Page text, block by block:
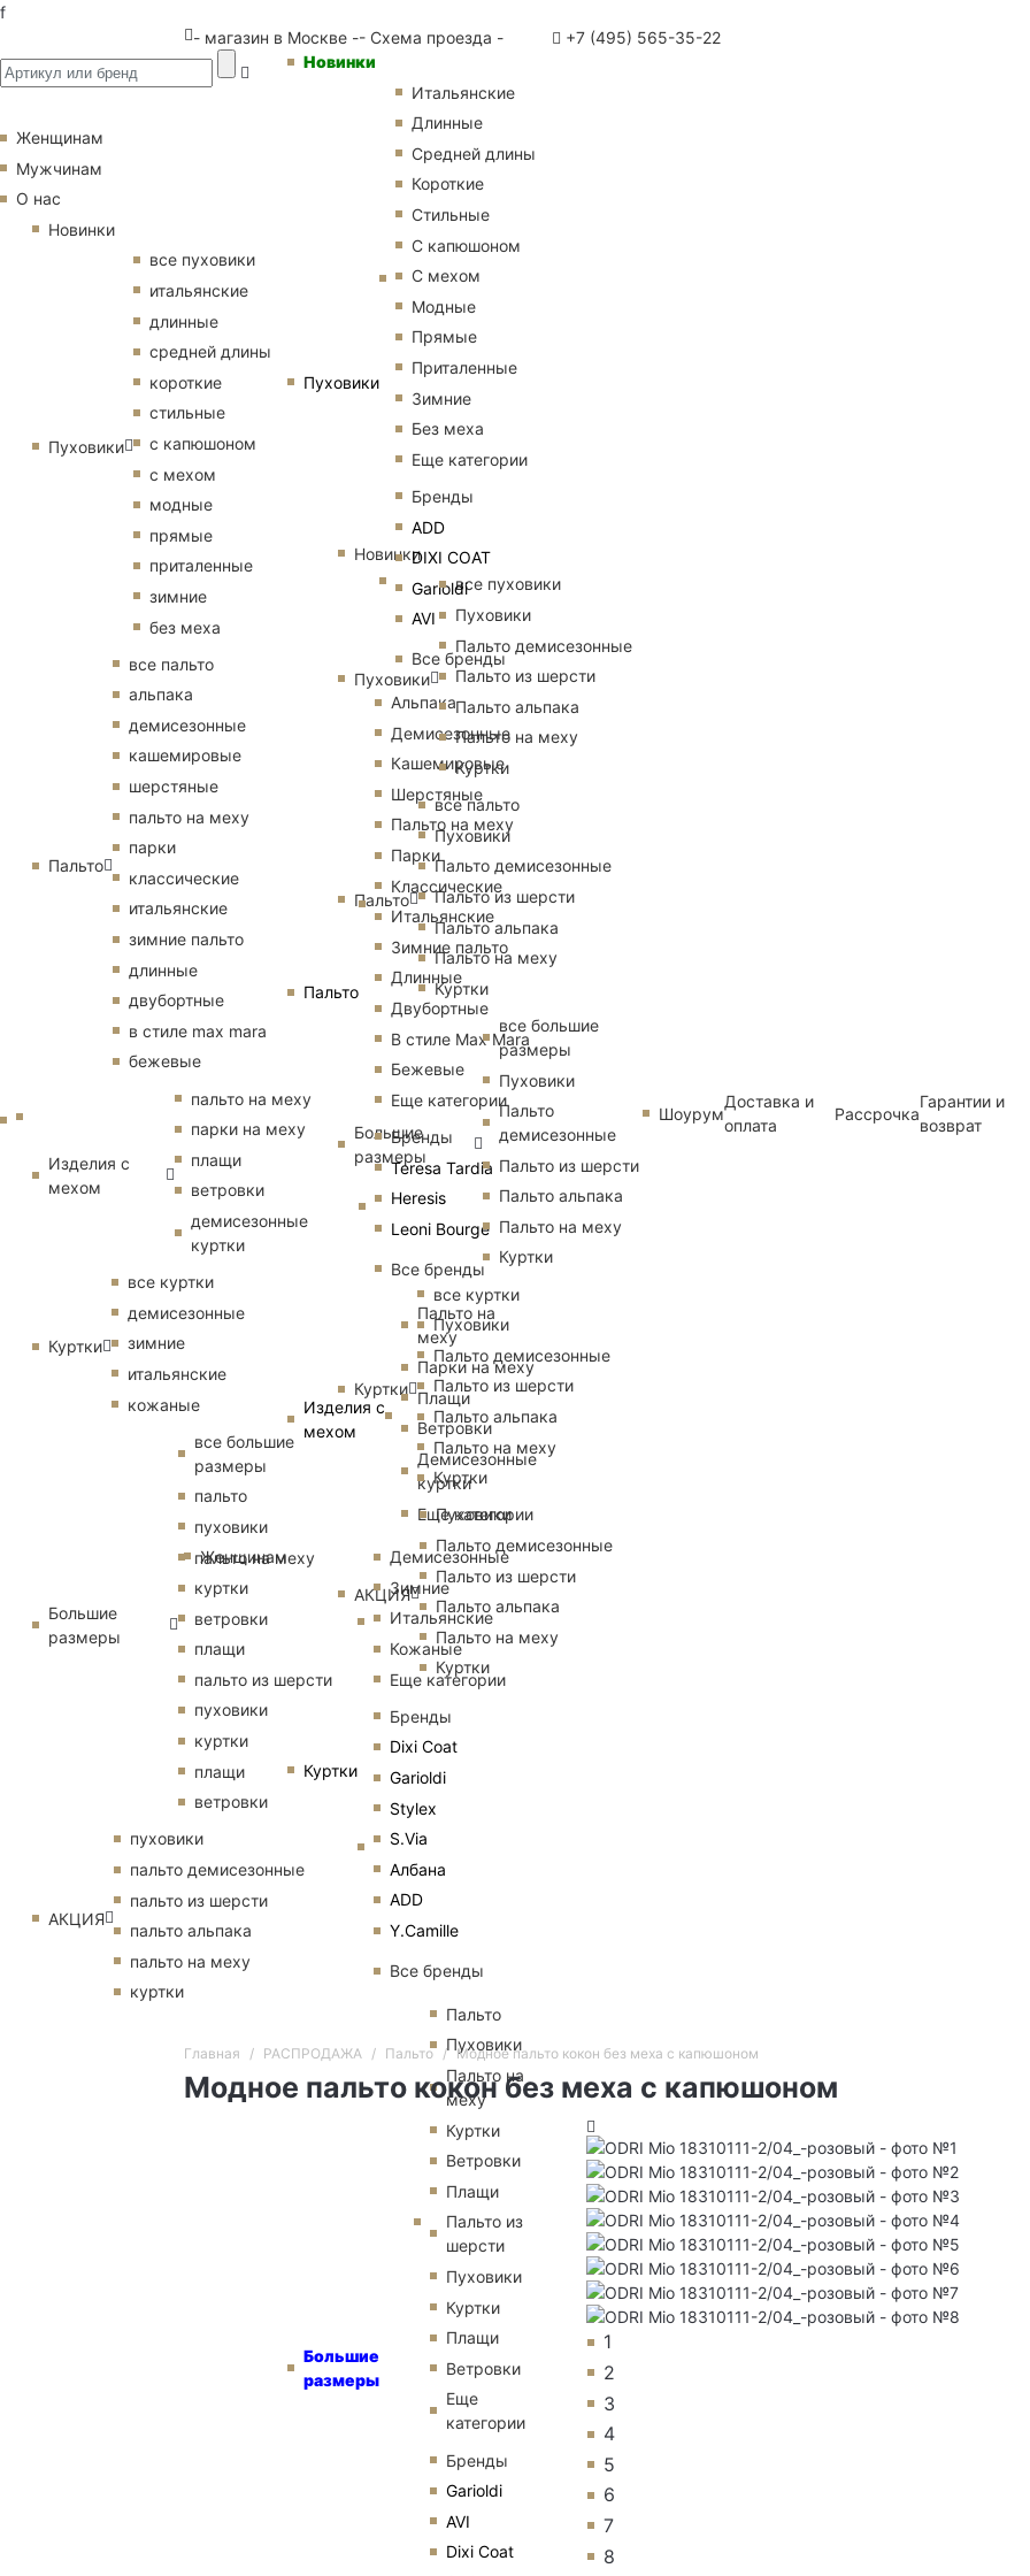
f
- магазин в Москве -- Схема проезда - +7 (495) 565-35-22
Женщинам
Новинки
Пуховики
Итальянские
Длинные
Средней длины
Короткие
Стильные
С капюшоном
С мехом
Модные
Прямые
Приталенные
Зимние
Без меха
Еще категории
Бренды
ADD
DIXI COAT
Garioldi
AVI
Все бренды
Пальто
Альпака
Демисезонные
Кашемировые
Шерстяные
Пальто на меху
Парки
Классические
Итальянские
Зимние пальто
Длинные
Двубортные
В стиле Max Mara
Бежевые
Еще категории
Бренды
Teresa Tardia
Heresis
Leoni Bourge
Все бренды
Изделия с
мехом
Пальто на
меху
Парки на меху
Плащи
Ветровки
Демисезонные
куртки
Еще категории
Куртки
Демисезонные
Зимние
Итальянские
Кожаные
Еще категории
Бренды
Dixi Coat
Garioldi
Stylex
S.Via
Албана
ADD
Y.Camille
Все бренды
Большие
размеры
Пальто
Пуховики
Пальто на
меху
Куртки
Ветровки
Плащи
Пальто из
шерсти
Пуховики
Куртки
Плащи
Ветровки
Еще
категории
Бренды
Garioldi
AVI
Dixi Coat
Женщинам
Мужчинам
О нас
Новинки
Пуховики
все пуховики
итальянские
длинные
средней длины
короткие
стильные
с капюшоном
с мехом
модные
прямые
приталенные
зимние
без меха
Пальто
все пальто
альпака
демисезонные
кашемировые
шерстяные
пальто на меху
парки
классические
итальянские
зимние пальто
длинные
двубортные
в стиле max mara
бежевые
Изделия с
мехом
пальто на меху
парки на меху
плащи
ветровки
демисезонные
куртки
Куртки
все куртки
демисезонные
зимние
итальянские
кожаные
Большие
размеры
все большие
размеры
пальто
пуховики
пальто на меху
куртки
ветровки
плащи
пальто из шерсти
пуховики
куртки
плащи
ветровки
АКЦИЯ
пуховики
пальто демисезонные
пальто из шерсти
пальто альпака
пальто на меху
куртки
Новинки
Пуховики
все пуховики
Пуховики
Пальто демисезонные
Пальто из шерсти
Пальто альпака
Пальто на меху
Куртки
Пальто
все пальто
Пуховики
Пальто демисезонные
Пальто из шерсти
Пальто альпака
Пальто на меху
Куртки
Большие
размеры
все большие
размеры
Пуховики
Пальто
демисезонные
Пальто из шерсти
Пальто альпака
Пальто на меху
Куртки
Куртки
все куртки
Пуховики
Пальто демисезонные
Пальто из шерсти
Пальто альпака
Пальто на меху
Куртки
АКЦИЯ
Пуховики
Пальто демисезонные
Пальто из шерсти
Пальто альпака
Пальто на меху
Куртки
Шоурум
Доставка и
оплата
Рассрочка
Гарантии и
возврат
Главная РАСПРОДАЖА Пальто Модное пальто кокон без меха с капюшоном
Модное пальто кокон без меха с капюшоном
1
2
3
4
5
6
7
8